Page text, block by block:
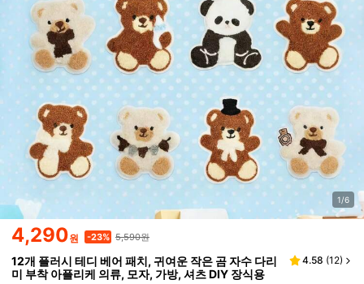
1/6
4,290원 -23% 5,590원
12개 플러시 테디 베어 패치, 귀여운 작은 곰 자수 다리
미 부착 아플리케 의류, 모자, 가방, 셔츠 DIY 장식용
4.58 (12)